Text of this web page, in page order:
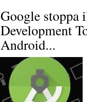
Google stoppa
Development
Android...